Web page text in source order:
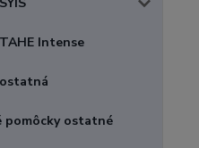
Intense
pomôcky ostatné